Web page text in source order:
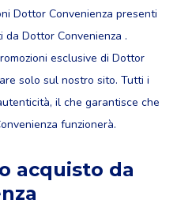
Dottor Convenienza presenti
Dottor Convenienza .
esclusive di Dottor
solo sul nostro sito. Tutti i
il che garantisce che
funzionerà.
acquisto da